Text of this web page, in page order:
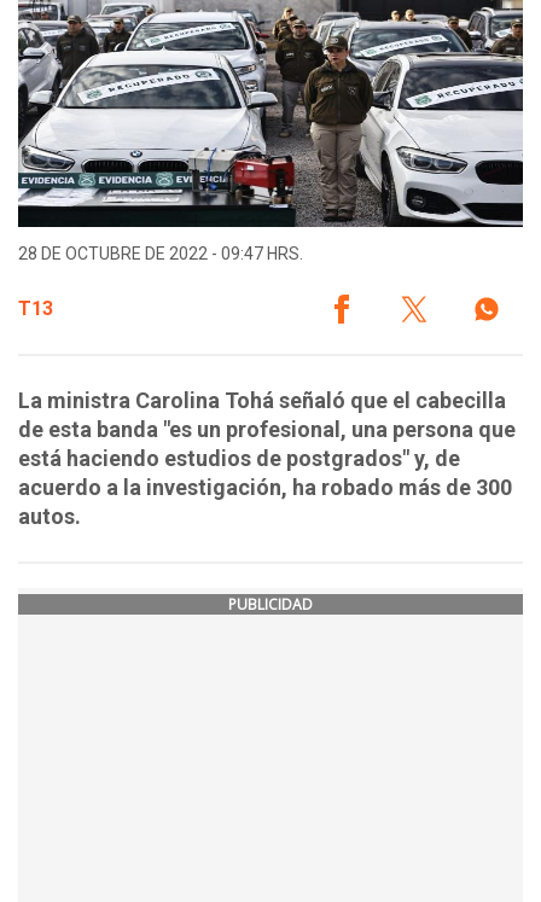
28 DE OCTUBRE DE 2022 - 09:47 HRS.
T13
La ministra Carolina Tohá señaló que el cabecilla
de esta banda "es un profesional, una persona que
está haciendo estudios de postgrados" y, de
acuerdo a la investigación, ha robado más de 300
autos.
PUBLICIDAD